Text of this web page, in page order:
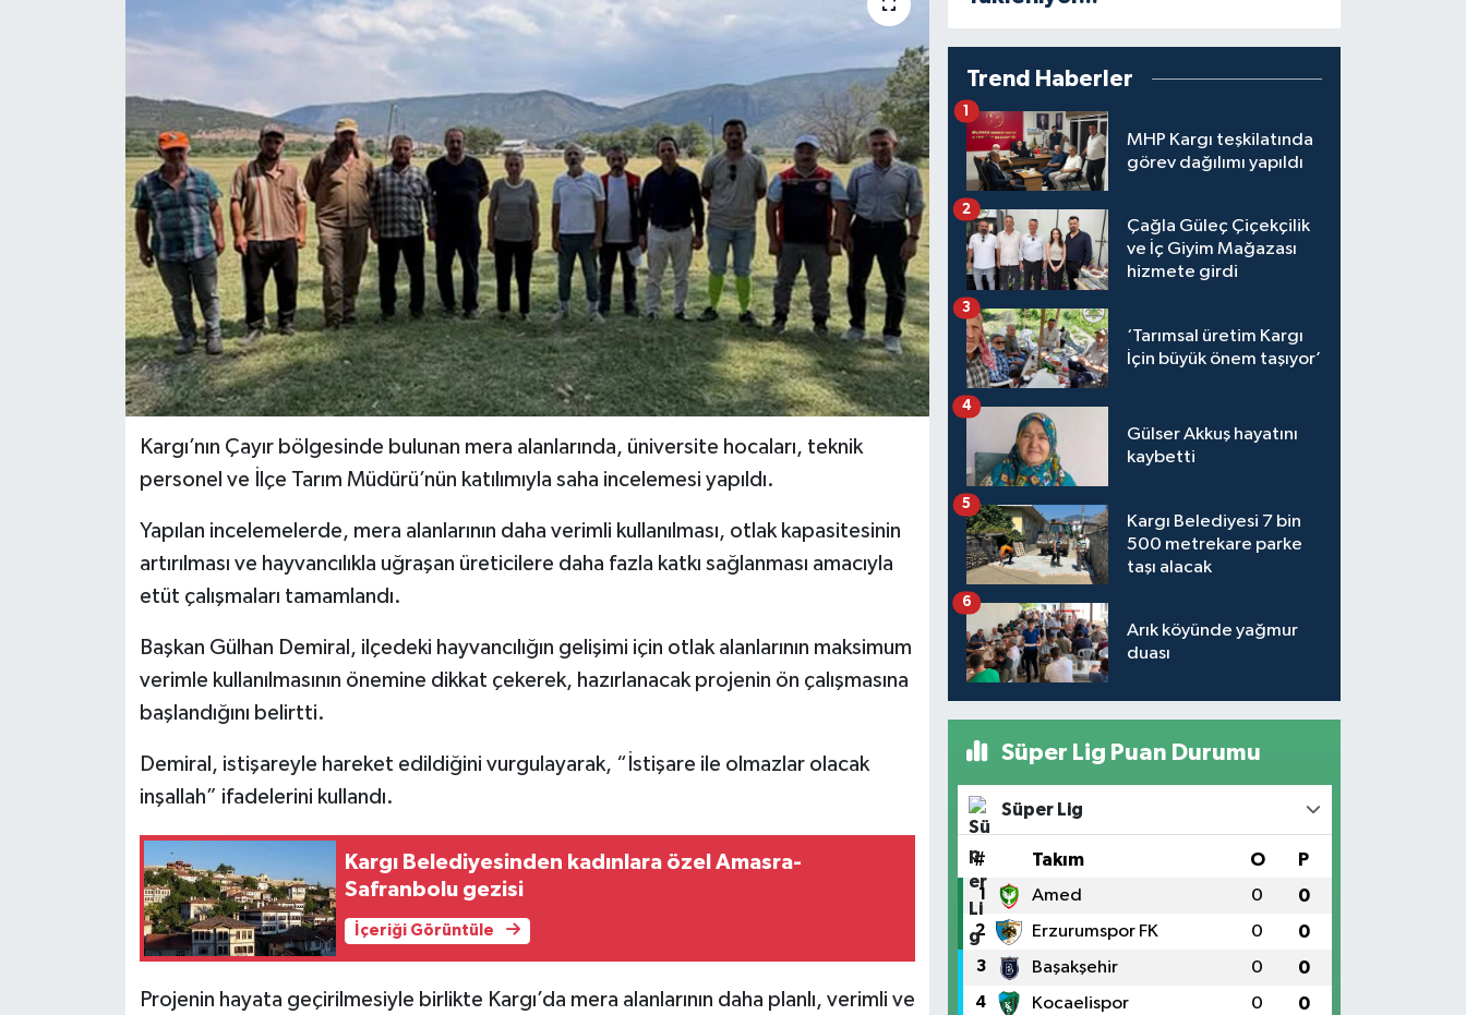
Kargı’nın Çayır bölgesinde bulunan mera alanlarında, üniversite hocaları, teknik
personel ve İlçe Tarım Müdürü’nün katılımıyla saha incelemesi yapıldı.
Yapılan incelemelerde, mera alanlarının daha verimli kullanılması, otlak kapasitesinin
artırılması ve hayvancılıkla uğraşan üreticilere daha fazla katkı sağlanması amacıyla
etüt çalışmaları tamamlandı.
Başkan Gülhan Demiral, ilçedeki hayvancılığın gelişimi için otlak alanlarının maksimum
verimle kullanılmasının önemine dikkat çekerek, hazırlanacak projenin ön çalışmasına
başlandığını belirtti.
Demiral, istişareyle hareket edildiğini vurgulayarak, “İstişare ile olmazlar olacak
inşallah” ifadelerini kullandı.
Kargı Belediyesinden kadınlara özel Amasra-
Safranbolu gezisi
İçeriği Görüntüle
Projenin hayata geçirilmesiyle birlikte Kargı’da mera alanlarının daha planlı, verimli ve
Trend Haberler
MHP Kargı teşkilatında
görev dağılımı yapıldı
1
Çağla Güleç Çiçekçilik
ve İç Giyim Mağazası
hizmete girdi
2
‘Tarımsal üretim Kargı
İçin büyük önem taşıyor’
3
Gülser Akkuş hayatını
kaybetti
4
Kargı Belediyesi 7 bin
500 metrekare parke
taşı alacak
5
Arık köyünde yağmur
duası
6
Süper Lig Puan Durumu
Süper Lig
# Takım O P
1 Amed 0 0
2 Erzurumspor FK 0 0
3 Başakşehir 0 0
4 Kocaelispor 0 0